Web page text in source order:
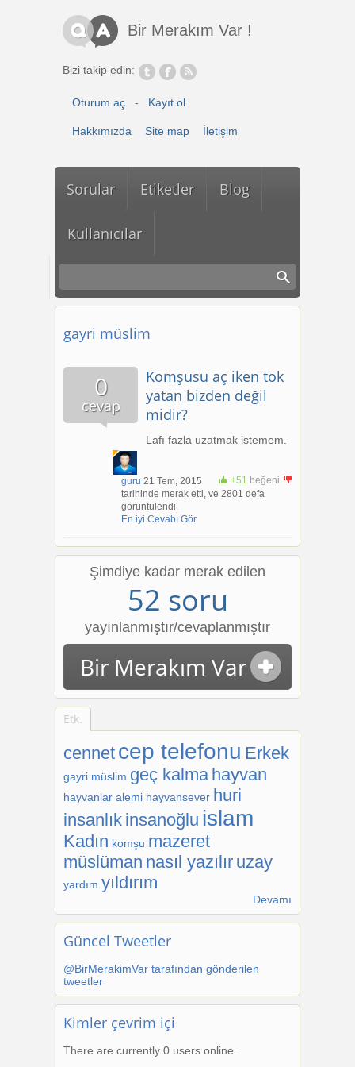
Bir Merakım Var !
Bizi takip edin:
Oturum aç - Kayıt ol
Hakkımızda Site map İletişim
Sorular Etiketler Blog
Kullanıcılar
gayri müslim
0
cevap
Komşusu aç iken tok
yatan bizden değil
midir?
Lafı fazla uzatmak istemem.
+51 beğeni
guru 21 Tem, 2015
tarihinde merak etti, ve 2801 defa
görüntülendi.
En iyi Cevabı Gör
Şimdiye kadar merak edilen
52 soru
yayınlanmıştır/cevaplanmıştır
Bir Merakım Var
Etk.
cennet cep telefonu Erkek
gayri müslim geç kalma hayvan
hayvanlar alemi hayvansever huri
insanlık insanoğlu islam
Kadın komşu mazeret
müslüman nasıl yazılır uzay
yardım yıldırım
Devamı
Güncel Tweetler
@BirMerakimVar tarafından gönderilen
tweetler
Kimler çevrim içi
There are currently 0 users online.